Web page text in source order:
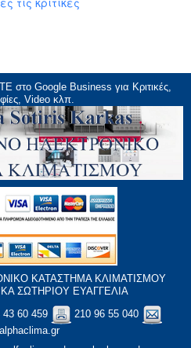
στο Google Business για Κριτικές,
Video κλπ.
ΚΑΤΑΣΤΗΜΑ ΚΛΙΜΑΤΙΣΜΟΥ
ΣΩΤΗΡΙΟΥ ΕΥΑΓΓΕΛΙΑ
43 60 459
210 96 55 040